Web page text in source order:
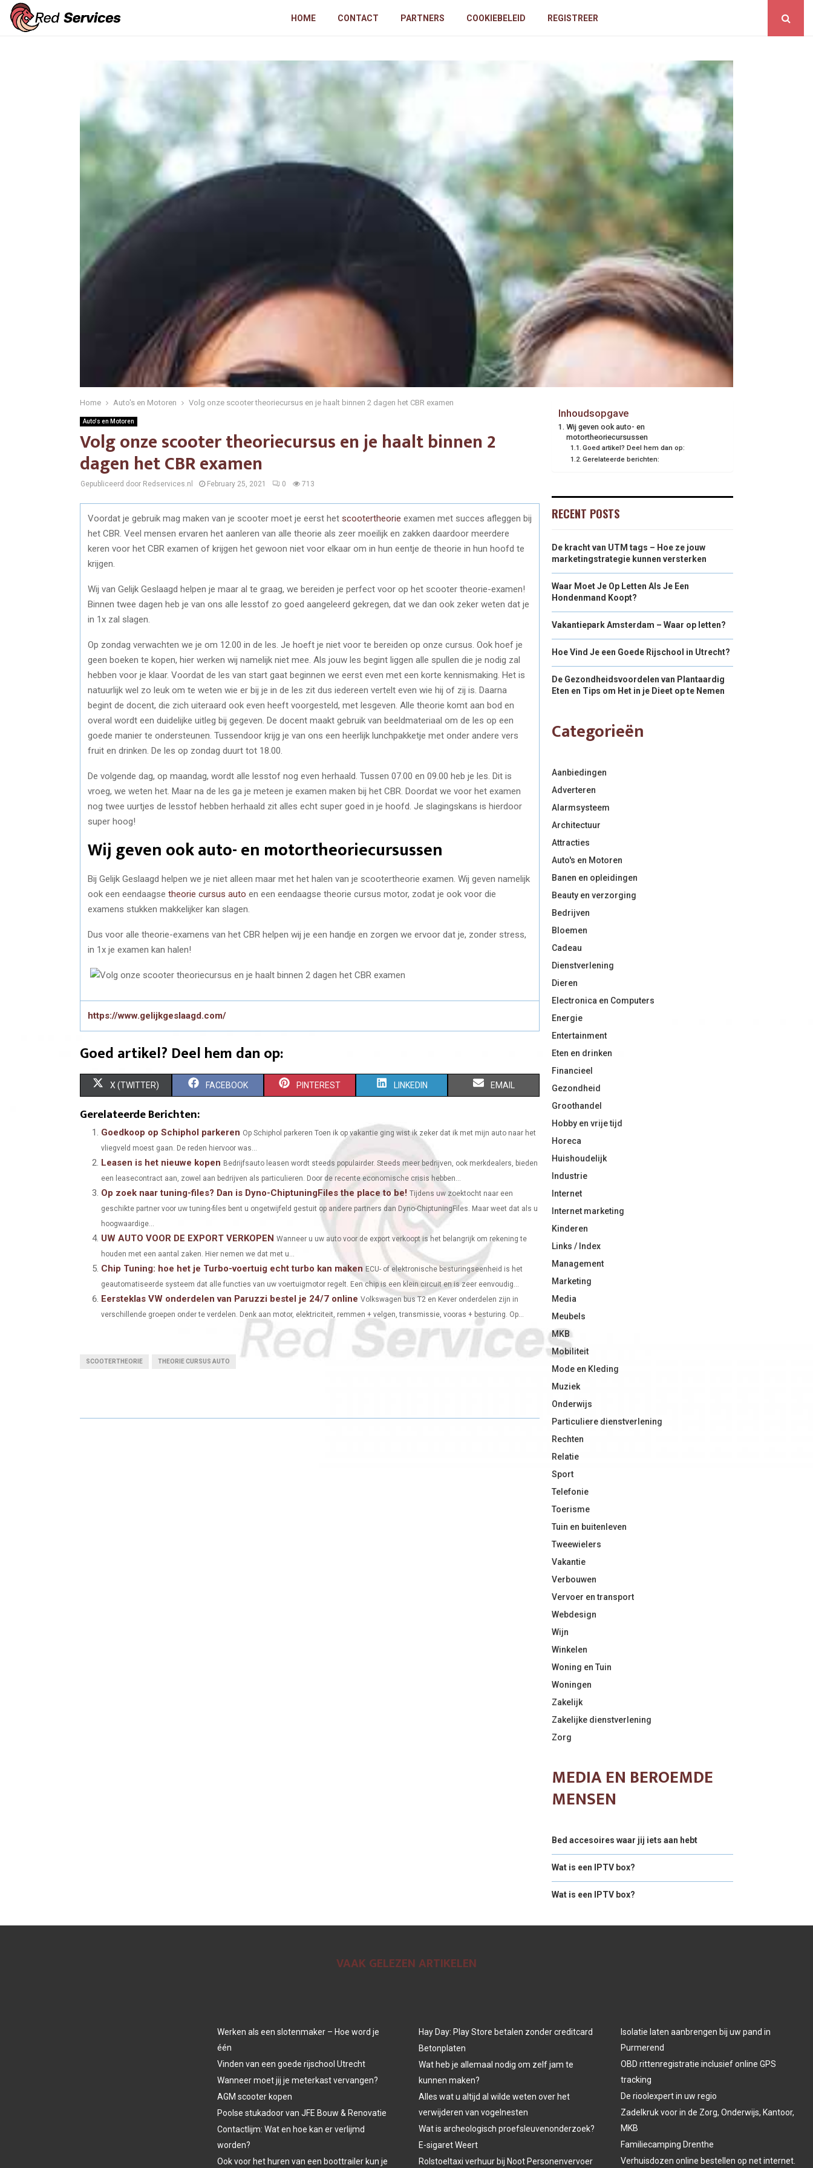
HOME CONTACT PARTNERS COOKIEBELEID REGISTREER
Home Auto's en Motoren Volg onze scooter theoriecursus en je haalt binnen 2 dagen het CBR examen
Auto's en Motoren
Volg onze scooter theoriecursus en je haalt binnen 2
dagen het CBR examen
Gepubliceerd door Redservices.nl February 25, 2021 0 713
Voordat je gebruik mag maken van je scooter moet je eerst het scootertheorie examen met succes afleggen bij
het CBR. Veel mensen ervaren het aanleren van alle theorie als zeer moeilijk en zakken daardoor meerdere
keren voor het CBR examen of krijgen het gewoon niet voor elkaar om in hun eentje de theorie in hun hoofd te
krijgen.
Wij van Gelijk Geslaagd helpen je maar al te graag, we bereiden je perfect voor op het scooter theorie-examen!
Binnen twee dagen heb je van ons alle lesstof zo goed aangeleerd gekregen, dat we dan ook zeker weten dat je
in 1x zal slagen.
Op zondag verwachten we je om 12.00 in de les. Je hoeft je niet voor te bereiden op onze cursus. Ook hoef je
geen boeken te kopen, hier werken wij namelijk niet mee. Als jouw les begint liggen alle spullen die je nodig zal
hebben voor je klaar. Voordat de les van start gaat beginnen we eerst even met een korte kennismaking. Het is
natuurlijk wel zo leuk om te weten wie er bij je in de les zit dus iedereen vertelt even wie hij of zij is. Daarna
begint de docent, die zich uiteraard ook even heeft voorgesteld, met lesgeven. Alle theorie komt aan bod en
overal wordt een duidelijke uitleg bij gegeven. De docent maakt gebruik van beeldmateriaal om de les op een
goede manier te ondersteunen. Tussendoor krijg je van ons een heerlijk lunchpakketje met onder andere vers
fruit en drinken. De les op zondag duurt tot 18.00.
De volgende dag, op maandag, wordt alle lesstof nog even herhaald. Tussen 07.00 en 09.00 heb je les. Dit is
vroeg, we weten het. Maar na de les ga je meteen je examen maken bij het CBR. Doordat we voor het examen
nog twee uurtjes de lesstof hebben herhaald zit alles echt super goed in je hoofd. Je slagingskans is hierdoor
super hoog!
Wij geven ook auto- en motortheoriecursussen
Bij Gelijk Geslaagd helpen we je niet alleen maar met het halen van je scootertheorie examen. Wij geven namelijk
ook een eendaagse theorie cursus auto en een eendaagse theorie cursus motor, zodat je ook voor die
examens stukken makkelijker kan slagen.
Dus voor alle theorie-examens van het CBR helpen wij je een handje en zorgen we ervoor dat je, zonder stress,
in 1x je examen kan halen!
https://www.gelijkgeslaagd.com/
Goed artikel? Deel hem dan op:
S
R
O
X (TWITTER) S
R
O
N
FACEBOOK S
O
N
PINTEREST S
A
O
LINKEDIN S
O
EMAIL
Gerelateerde Berichten:
Goedkoop op Schiphol parkeren Op Schiphol parkeren Toen ik op vakantie ging wist ik zeker dat ik met mijn auto naar het
vliegveld moest gaan. De reden hiervoor was...
Leasen is het nieuwe kopen Bedrijfsauto leasen wordt steeds populairder. Steeds meer bedrijven, ook merkdealers, bieden
een leasecontract aan, zowel aan bedrijven als particulieren. Door de recente economische crisis hebben...
Op zoek naar tuning-files? Dan is Dyno-ChiptuningFiles the place to be! Tijdens uw zoektocht naar een
geschikte partner voor uw tuning-files bent u ongetwijfeld gestuit op andere partners dan Dyno-ChiptuningFiles. Maar weet dat als u
hoogwaardige...
UW AUTO VOOR DE EXPORT VERKOPEN Wanneer u uw auto voor de export verkoopt is het belangrijk om rekening te
houden met een aantal zaken. Hier nemen we dat met u...
Chip Tuning: hoe het je Turbo-voertuig echt turbo kan maken ECU- of elektronische besturingseenheid is het
geautomatiseerde systeem dat alle functies van uw voertuigmotor regelt. Een chip is een klein circuit en is zeer eenvoudig...
Eersteklas VW onderdelen van Paruzzi bestel je 24/7 online Volkswagen bus T2 en Kever onderdelen zijn in
verschillende groepen onder te verdelen. Denk aan motor, elektriciteit, remmen + velgen, transmissie, vooras + besturing. Op...
SCOOTERTHEORIE THEORIE CURSUS AUTO
Inhoudsopgave
Wij geven ook auto- en
motortheoriecursussen
Goed artikel? Deel hem dan op:
Gerelateerde berichten:
RECENT POSTS
De kracht van UTM tags – Hoe ze jouw
marketingstrategie kunnen versterken
Waar Moet Je Op Letten Als Je Een
Hondenmand Koopt?
Vakantiepark Amsterdam – Waar op letten?
Hoe Vind Je een Goede Rijschool in Utrecht?
De Gezondheidsvoordelen van Plantaardig
Eten en Tips om Het in je Dieet op te Nemen
Categorieën
Aanbiedingen
Adverteren
Alarmsysteem
Architectuur
Attracties
Auto's en Motoren
Banen en opleidingen
Beauty en verzorging
Bedrijven
Bloemen
Cadeau
Dienstverlening
Dieren
Electronica en Computers
Energie
Entertainment
Eten en drinken
Financieel
Gezondheid
Groothandel
Hobby en vrije tijd
Horeca
Huishoudelijk
Industrie
Internet
Internet marketing
Kinderen
Links / Index
Management
Marketing
Media
Meubels
MKB
Mobiliteit
Mode en Kleding
Muziek
Onderwijs
Particuliere dienstverlening
Rechten
Relatie
Sport
Telefonie
Toerisme
Tuin en buitenleven
Tweewielers
Vakantie
Verbouwen
Vervoer en transport
Webdesign
Wijn
Winkelen
Woning en Tuin
Woningen
Zakelijk
Zakelijke dienstverlening
Zorg
MEDIA EN BEROEMDE
MENSEN
Bed accesoires waar jij iets aan hebt
Wat is een IPTV box?
Wat is een IPTV box?
VAAK GELEZEN ARTIKELEN
Werken als een slotenmaker – Hoe word je
één
Vinden van een goede rijschool Utrecht
Wanneer moet jij je meterkast vervangen?
AGM scooter kopen
Poolse stukadoor van JFE Bouw & Renovatie
Contactlijm: Wat en hoe kan er verlijmd
worden?
Ook voor het huren van een boottrailer kun je
Hay Day: Play Store betalen zonder creditcard
Betonplaten
Wat heb je allemaal nodig om zelf jam te
kunnen maken?
Alles wat u altijd al wilde weten over het
verwijderen van vogelnesten
Wat is archeologisch proefsleuvenonderzoek?
E-sigaret Weert
Rolstoeltaxi verhuur bij Noot Personenvervoer
Isolatie laten aanbrengen bij uw pand in
Purmerend
OBD rittenregistratie inclusief online GPS
tracking
De rioolexpert in uw regio
Zadelkruk voor in de Zorg, Onderwijs, Kantoor,
MKB
Familiecamping Drenthe
Verhuisdozen online bestellen op net internet.